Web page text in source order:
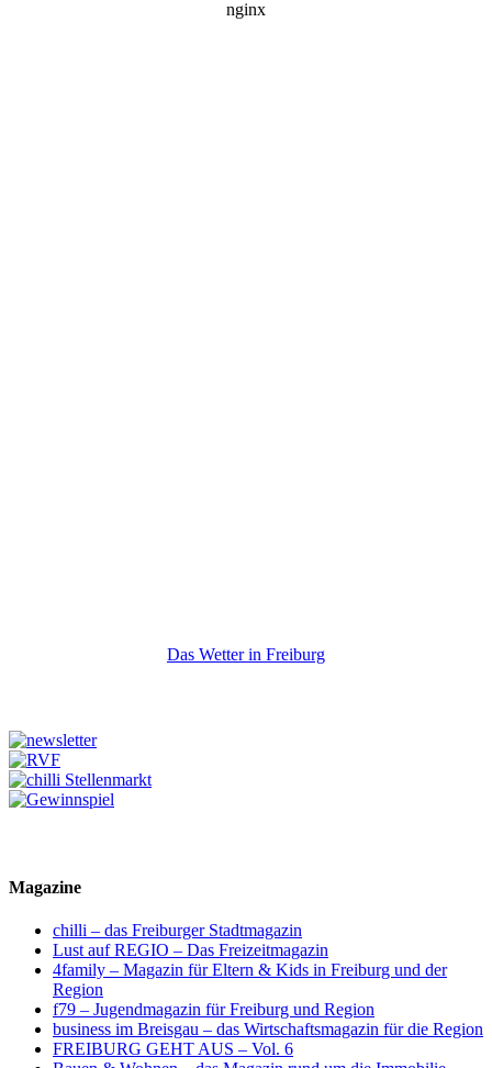
Das Wetter in Freiburg
Magazine
chilli – das Freiburger Stadtmagazin
Lust auf REGIO – Das Freizeitmagazin
4family – Magazin für Eltern & Kids in Freiburg und der
Region
f79 – Jugendmagazin für Freiburg und Region
business im Breisgau – das Wirtschaftsmagazin für die Region
FREIBURG GEHT AUS – Vol. 6